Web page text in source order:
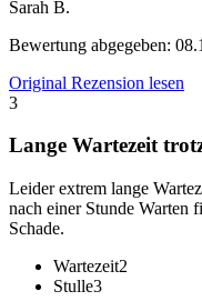
Sarah B.
Bewertung abgegeben:
Original Rezension lesen
3
Lange Wartezeit
Leider extrem lange
nach einer Stunde Warten
Schade.
Wartezeit2
Stulle3